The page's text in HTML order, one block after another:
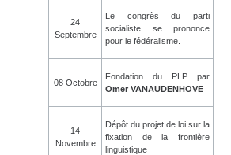
24
Septembre
Le congrès du parti
socialiste se prononce
pour le fédéralisme.
08 Octobre
Fondation du PLP par
Omer VANAUDENHOVE
14
Novembre
Dépôt du projet de loi sur la
fixation de la frontière
linguistique